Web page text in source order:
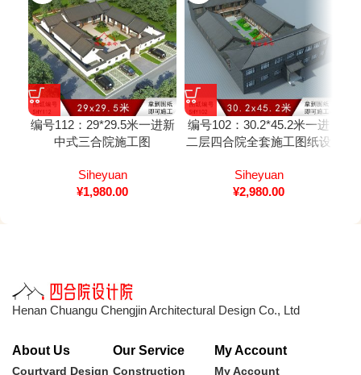
编号112：29*29.5米一进新
中式三合院施工图
Siheyuan
¥1,980.00
编号102：30.2*45.2米一进
二层四合院全套施工图纸设
料及技术支持
Siheyuan
¥2,980.00
Henan Chuangu Chengjin Architectural Design Co., Ltd
About Us
Courtyard Design
Our Service
Construction
My Account
My Account